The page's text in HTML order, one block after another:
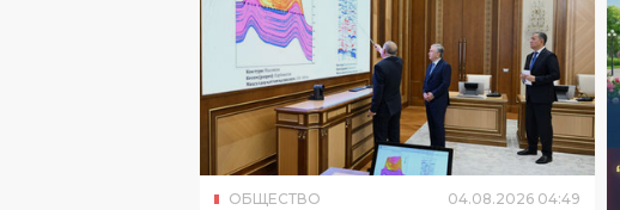
ОБЩЕСТВО 04.08.2026 04:49